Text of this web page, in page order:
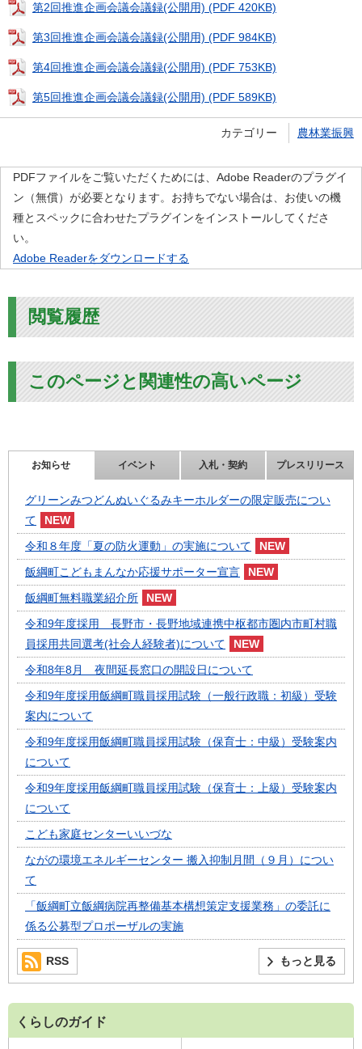
第2回推進企画会議会議録(公開用) (PDF 420KB)
第3回推進企画会議会議録(公開用) (PDF 984KB)
第4回推進企画会議会議録(公開用) (PDF 753KB)
第5回推進企画会議会議録(公開用) (PDF 589KB)
カテゴリー 農林業振興
PDFファイルをご覧いただくためには、Adobe Readerのプラグイ
ン（無償）が必要となります。お持ちでない場合は、お使いの機
種とスペックに合わせたプラグインをインストールしてくださ
い。
Adobe Readerをダウンロードする
閲覧履歴
このページと関連性の高いページ
お知らせ イベント 入札・契約 プレスリリース
グリーンみつどんぬいぐるみキーホルダーの限定販売につい
て
令和８年度「夏の防火運動」の実施について
飯綱町こどもまんなか応援サポーター宣言
飯綱町無料職業紹介所
令和9年度採用 長野市・長野地域連携中枢都市圏内市町村職
員採用共同選考(社会人経験者)について
令和8年8月 夜間延長窓口の開設日について
令和9年度採用飯綱町職員採用試験（一般行政職：初級）受験
案内について
令和9年度採用飯綱町職員採用試験（保育士：中級）受験案内
について
令和9年度採用飯綱町職員採用試験（保育士：上級）受験案内
について
こども家庭センターいいづな
ながの環境エネルギーセンター 搬入抑制月間（９月）につい
て
「飯綱町立飯綱病院再整備基本構想策定支援業務」の委託に
係る公募型プロポーザルの実施
もっと見る
RSS
くらしのガイド